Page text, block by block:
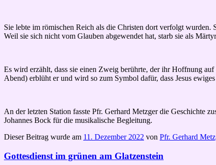
Sie lebte im römischen Reich als die Christen dort verfolgt
Weil sie sich nicht vom Glauben abgewendet hat, starb sie als
Es wird erzählt, dass sie einen Zweig berührte, der ihr Hoffnung
Abend) erblüht er und wird so zum Symbol dafür, dass Jesus
An der letzten Station fasste Pfr. Gerhard Metzger die Geschichte
Johannes Bock für die musikalische Begleitung.
Dieser Beitrag wurde am 11. Dezember 2022 von Pfr. Gerhard
Gottesdienst im grünen am Glatzenstein